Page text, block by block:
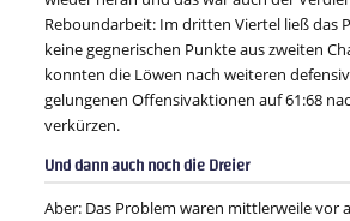
Reboundarbeit: Im dritten Viertel ließ das
keine gegnerischen Punkte aus zweiten
konnten die Löwen nach weiteren
gelungenen Offensivaktionen auf 61:68
verkürzen.
Und dann auch noch die Dreier
Aber: Das Problem waren mittlerweile vor